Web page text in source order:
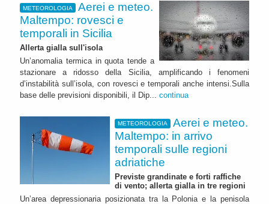
METEOROLOGIA
Aerei e meteo.
Maltempo: rovesci e
temporali in Sicilia
Allerta gialla sull'isola
Un’anomalia termica in quota tende a
stazionare a ridosso della Sicilia, amplificando i fenomeni
d’instabilità sull’isola, con rovesci e temporali anche intensi.Sulla
base delle previsioni disponibili, il Dip... continua
METEOROLOGIA
Aerei e meteo.
Maltempo: in arrivo
temporali sulle regioni
adriatiche
Previste grandinate e forti raffiche
di vento; allerta gialla in tre regioni
Un’area depressionaria posizionata tra la Polonia e la penisola